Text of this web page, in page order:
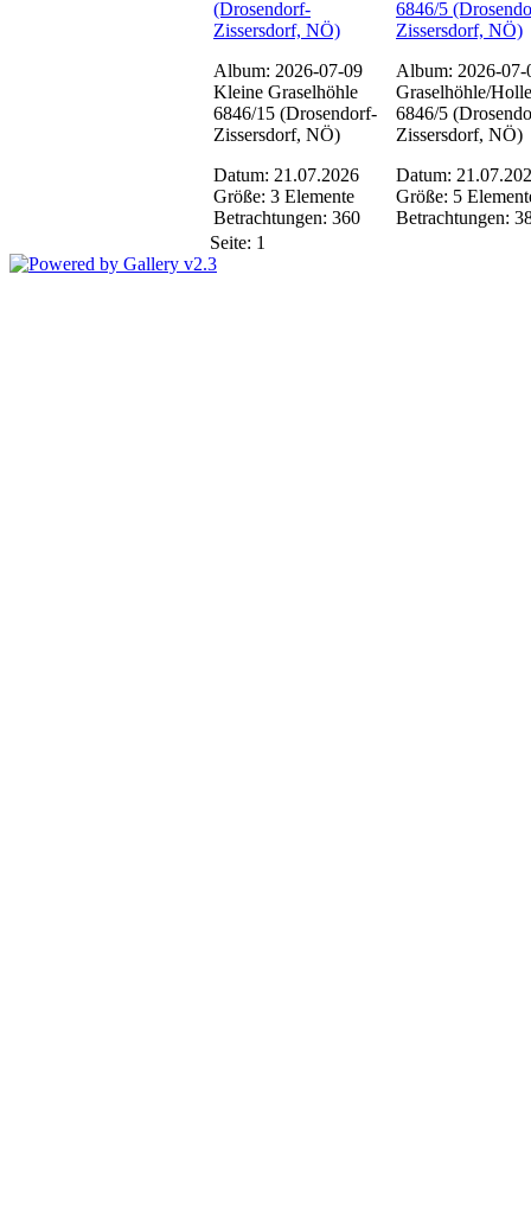
Album: 2026-07-09
Kleine Graselhöhle
6846/15 (Drosendorf-
Zissersdorf, NÖ)
Datum: 21.07.2026
Größe: 3 Elemente
Betrachtungen: 360
Album: 2026-07-
Graselhöhle/
6846/5
Zissersdorf, NÖ)
Datum:
Größe: 5
Betrachtungen:
Seite: 1